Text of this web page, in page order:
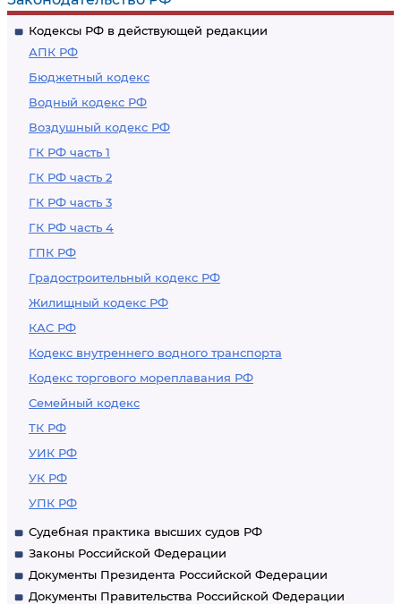
Кодексы РФ в действующей редакции
АПК РФ
Бюджетный кодекс
Водный кодекс РФ
Воздушный кодекс РФ
ГК РФ часть 1
ГК РФ часть 2
ГК РФ часть 3
ГК РФ часть 4
ГПК РФ
Градостроительный кодекс РФ
Жилищный кодекс РФ
КАС РФ
Кодекс внутреннего водного транспорта
Кодекс торгового мореплавания РФ
Семейный кодекс
ТК РФ
УИК РФ
УК РФ
УПК РФ
Судебная практика высших судов РФ
Законы Российской Федерации
Документы Президента Российской Федерации
Документы Правительства Российской Федерации